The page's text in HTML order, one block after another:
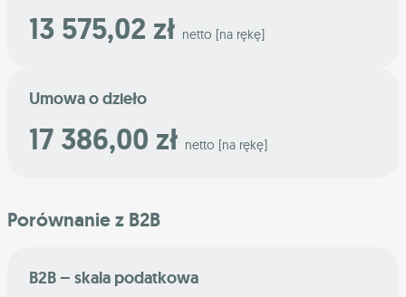
13 575,02 zł netto [na rękę]
Umowa o dzieło
17 386,00 zł netto [na rękę]
Porównanie z B2B
B2B – skala podatkowa